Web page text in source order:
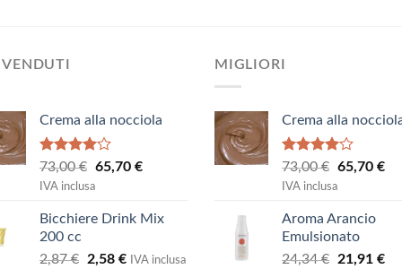
Crema alla nocciola
Valutato
4.00 su
5
73,00€ Il
prezzo
era:
65,70 €Il
è:
IVA inclusa
Bicchiere Drink Mix
200 cc
2,87€
Il
2,58 €IlIVA inclusa
MIGLIORI
Crema alla
Valutato
4.00 su
5
73,00€ Il
prezzo
era:
73,00 €.
65,70 €Il
IVA inclusa
Aroma Arancio
Emulsionato
24,34€
Il
21,91 €Il